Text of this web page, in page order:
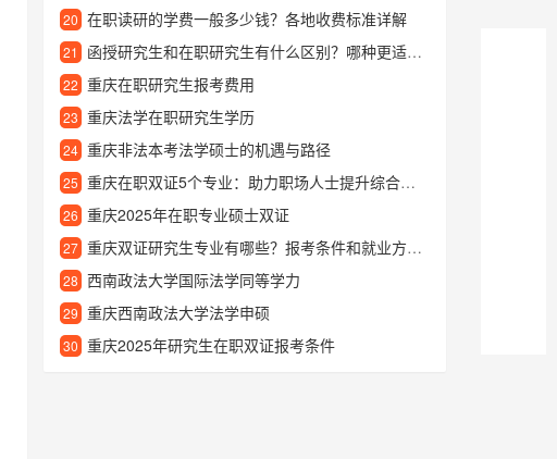
20 在职读研的学费一般多少钱？各地收费标准详解
21 函授研究生和在职研究生有什么区别？哪种更适合上班族提升学历？
22 重庆在职研究生报考费用
23 重庆法学在职研究生学历
24 重庆非法本考法学硕士的机遇与路径
25 重庆在职双证5个专业：助力职场人士提升综合竞争力
26 重庆2025年在职专业硕士双证
27 重庆双证研究生专业有哪些？报考条件和就业方向详解
28 西南政法大学国际法学同等学力
29 重庆西南政法大学法学申硕
30 重庆2025年研究生在职双证报考条件